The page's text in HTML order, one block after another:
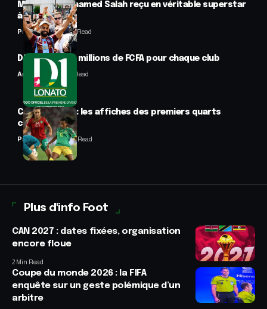
Mercato : Mohamed Salah reçu en véritable superstar
à Trabzon
Panafrofoot1 Min Read
D1 Lonato : 70 millions de FCFA pour chaque club
Anselme AVI 2 Min Read
CAN féminine : les affiches des premiers quarts
connues
Panafrofoot 2 Min Read
Plus d'info Foot
CAN 2027 : dates fixées, organisation
encore floue
2 Min Read
Coupe du monde 2026 : la FIFA
enquête sur un geste polémique d’un
arbitre